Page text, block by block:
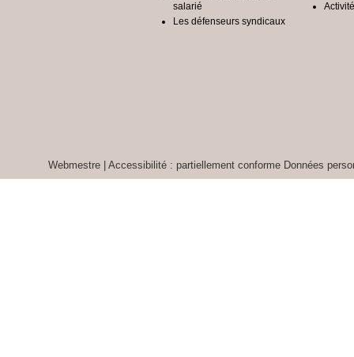
salarié
Les défenseurs syndicaux
Webmestre| Accessibilité : partiellement conforme Données